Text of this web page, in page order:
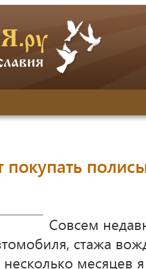
покупать
Совсем
стажа
несколько месяцев